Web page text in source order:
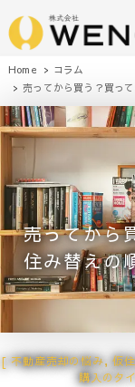
株式会社
Home
コラム
売ってから買う？買っ
ム
不動産売却の悩み,仮
購入のタ
売ってから
住み替えの